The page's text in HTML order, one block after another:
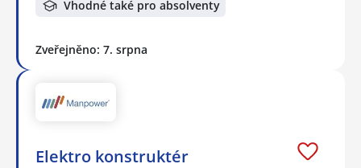
Vhodné také pro absolventy
Zveřejněno: 7. srpna
Elektro konstruktér